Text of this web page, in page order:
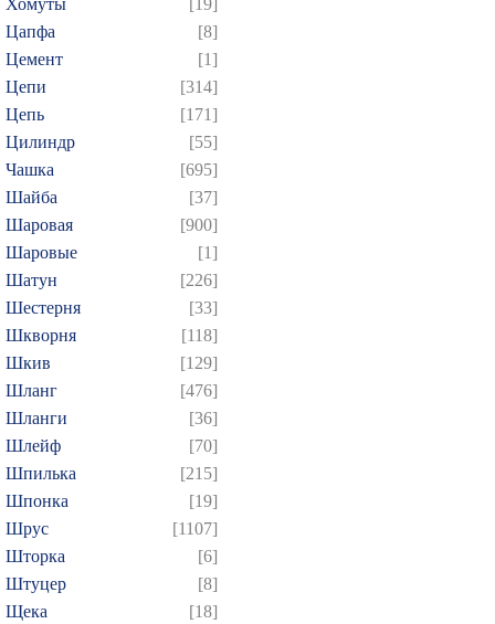
Хомуты
[19]
Цапфа
[8]
Цемент
[1]
Цепи
[314]
Цепь
[171]
Цилиндр
[55]
Чашка
[695]
Шайба
[37]
Шаровая
[900]
Шаровые
[1]
Шатун
[226]
Шестерня
[33]
Шкворня
[118]
Шкив
[129]
Шланг
[476]
Шланги
[36]
Шлейф
[70]
Шпилька
[215]
Шпонка
[19]
Шрус
[1107]
Шторка
[6]
Штуцер
[8]
Щека
[18]